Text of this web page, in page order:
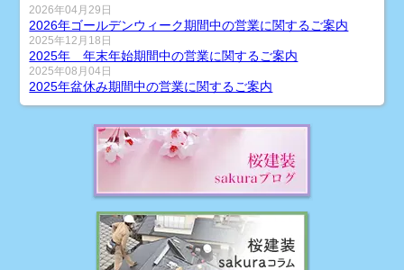
2026年04月29日
2026年ゴールデンウィーク期間中の営業に関するご案内
2025年12月18日
2025年 年末年始期間中の営業に関するご案内
2025年08月04日
2025年盆休み期間中の営業に関するご案内